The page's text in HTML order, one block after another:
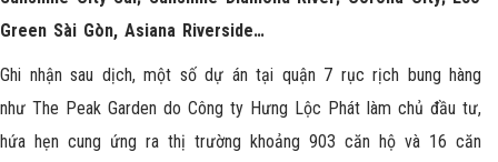
Green Sài Gòn, Asiana Riverside…
Ghi nhận sau dịch, một số dự án tại quận 7 rục rịch bung hàng
như The Peak Garden do Công ty Hưng Lộc Phát làm chủ đầu tư,
hứa hẹn cung ứng ra thị trường khoảng 903 căn hộ và 16 căn